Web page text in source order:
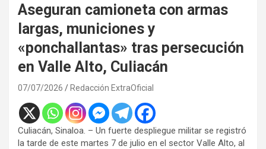
Aseguran camioneta con armas
largas, municiones y
«ponchallantas» tras persecución
en Valle Alto, Culiacán
07/07/2026 Redacción ExtraOficial
Culiacán, Sinaloa. – Un fuerte despliegue militar se registró
la tarde de este martes 7 de julio en el sector Valle Alto, al